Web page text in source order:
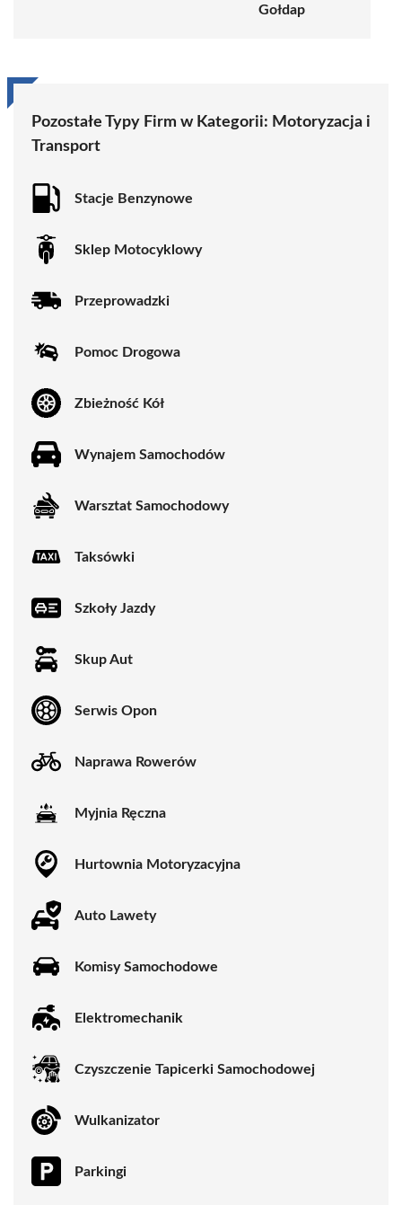
Gołdap
Pozostałe Typy Firm w Kategorii: Motoryzacja i
Transport
Stacje Benzynowe
Sklep Motocyklowy
Przeprowadzki
Pomoc Drogowa
Zbieżność Kół
Wynajem Samochodów
Warsztat Samochodowy
Taksówki
Szkoły Jazdy
Skup Aut
Serwis Opon
Naprawa Rowerów
Myjnia Ręczna
Hurtownia Motoryzacyjna
Auto Lawety
Komisy Samochodowe
Elektromechanik
Czyszczenie Tapicerki Samochodowej
Wulkanizator
Parkingi